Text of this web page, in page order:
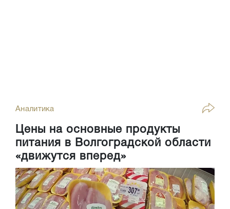
Аналитика
Цены на основные продукты
питания в Волгоградской области
«движутся вперед»